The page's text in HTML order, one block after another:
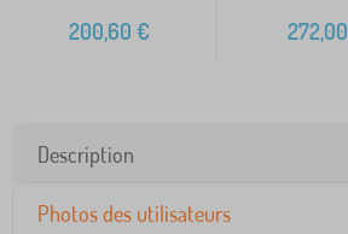
200,60 € 272,00
Description
Photos des utilisateurs